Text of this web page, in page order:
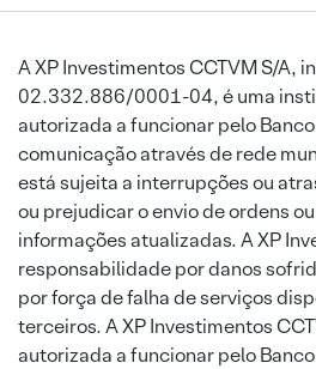
A XP Investimentos CCTVM S/A,
02.332.886/0001-04, é uma
autorizada a funcionar pelo
comunicação através de rede
está sujeita a interrupções ou
ou prejudicar o envio de ordens
informações atualizadas. A XP
responsabilidade por danos
por força de falha de serviços
terceiros. A XP Investimentos
autorizada a funcionar pelo